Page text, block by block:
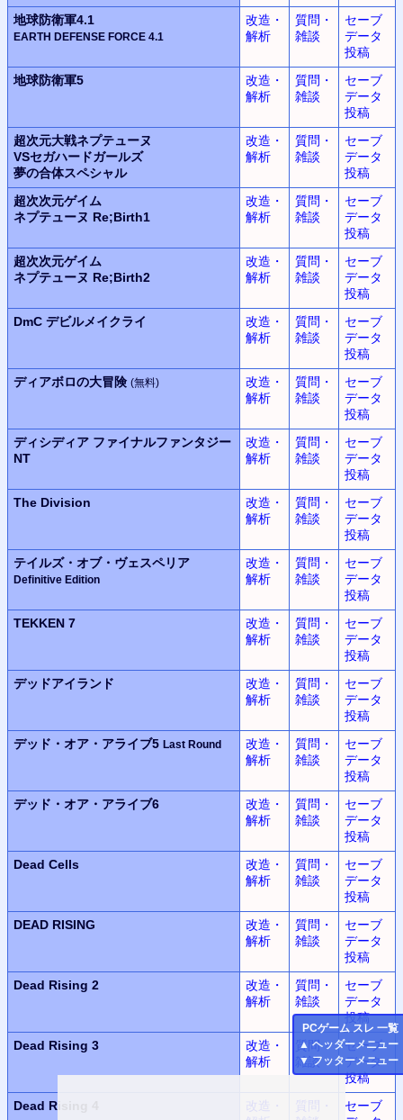
PCゲーム スレ 一覧
▲ ヘッダーメニュー
▼ フッターメニュー
地球防衛軍4.1
EARTH DEFENSE FORCE 4.1
改造・
解析
質問・
雑談
セーブ
データ
投稿
地球防衛軍5
改造・
解析
質問・
雑談
セーブ
データ
投稿
超次元大戦ネプテューヌ
VSセガハードガールズ
夢の合体スペシャル
改造・
解析
質問・
雑談
セーブ
データ
投稿
超次次元ゲイム
ネプテューヌ Re;Birth1
改造・
解析
質問・
雑談
セーブ
データ
投稿
超次次元ゲイム
ネプテューヌ Re;Birth2
改造・
解析
質問・
雑談
セーブ
データ
投稿
DmC デビルメイクライ
改造・
解析
質問・
雑談
セーブ
データ
投稿
ディアボロの大冒険 (無料)
改造・
解析
質問・
雑談
セーブ
データ
投稿
ディシディア ファイナルファンタジー
NT
改造・
解析
質問・
雑談
セーブ
データ
投稿
The Division
改造・
解析
質問・
雑談
セーブ
データ
投稿
テイルズ・オブ・ヴェスペリア
Definitive Edition
改造・
解析
質問・
雑談
セーブ
データ
投稿
TEKKEN 7
改造・
解析
質問・
雑談
セーブ
データ
投稿
デッドアイランド
改造・
解析
質問・
雑談
セーブ
データ
投稿
デッド・オア・アライブ5 Last Round
改造・
解析
質問・
雑談
セーブ
データ
投稿
デッド・オア・アライブ6
改造・
解析
質問・
雑談
セーブ
データ
投稿
Dead Cells
改造・
解析
質問・
雑談
セーブ
データ
投稿
DEAD RISING
改造・
解析
質問・
雑談
セーブ
データ
投稿
Dead Rising 2
改造・
解析
質問・
雑談
セーブ
データ
投稿
Dead Rising 3
改造・
解析
質問・
雑談
セーブ
データ
投稿
Dead Rising 4
改造・
質問・
セーブ